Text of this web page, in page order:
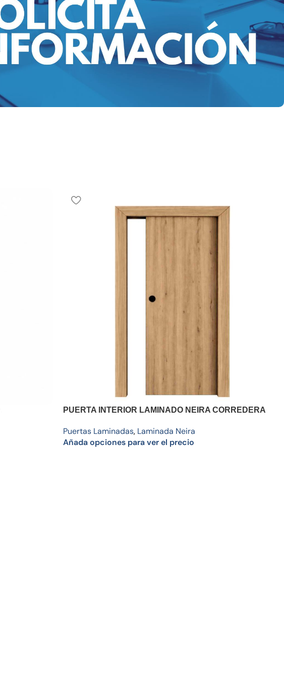
PUERTA INTERIOR LAMINADO NEIRA CORREDERA
Puertas Laminadas, Laminada Neira
Añada opciones para ver el precio